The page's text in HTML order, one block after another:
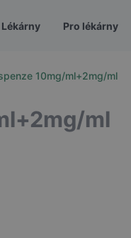
Lékárny Pro lékárny
10mg/ml+2mg/ml
ml